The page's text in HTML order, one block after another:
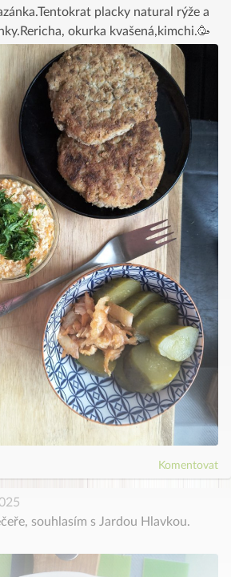
placky natural rýže a
okurka kvašená,kimchi.🥳
Komentovat
souhlasím s Jardou Hlavkou.